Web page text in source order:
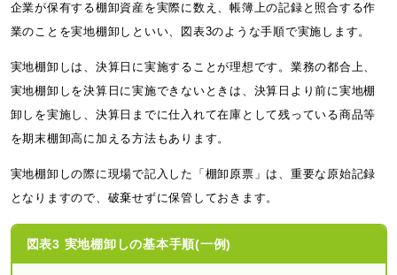
企業が保有する棚卸資産を実際に数え、帳簿上の記録と照合する作
業のことを実地棚卸しといい、図表3のような手順で実施します。
実地棚卸しは、決算日に実施することが理想です。業務の都合上、
実地棚卸しを決算日に実施できないときは、決算日より前に実地棚
卸しを実施し、決算日までに仕入れて在庫として残っている商品等
を期末棚卸高に加える方法もあります。
実地棚卸しの際に現場で記入した「棚卸原票」は、重要な原始記録
となりますので、破棄せずに保管しておきます。
図表3 実地棚卸しの基本手順(一例)